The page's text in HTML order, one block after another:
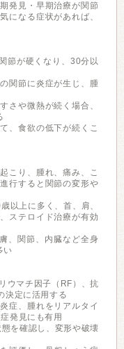
発見・早期治療が関節
になる症状があれば、
節が硬くなり、30分以
関節に炎症が生じ、腫
さや微熱が続く場合、
、食欲の低下が続くこ
こり、腫れ、痛み、こ
行すると関節の変形や
以上に多く、首、肩、
ステロイド治療が有効
、関節、内臓など全身
い
ウマチ因子（RF）、抗
決定に活用する
症、腫れをリアルタイ
発見にも有用
を確認し、変形や破壊